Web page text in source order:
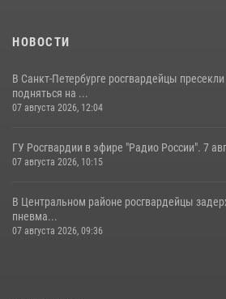
НОВОСТИ
В Санкт-Петербурге росгвардейцы
подняться на ...
07 августа 2026, 12:04
ГУ Росгвардии в эфире "Радио России". 7
07 августа 2026, 10:15
В Центральном районе росгвардейцы
пневма...
07 августа 2026, 09:36